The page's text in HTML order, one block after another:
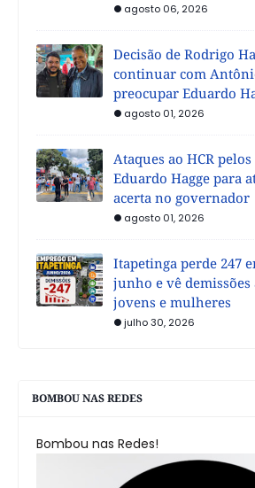
agosto 06, 2026
Decisão de Rodrigo
continuar com
preocupar Eduardo
agosto 01, 2026
Ataques ao HCR
Eduardo Hagge para
acerta no governador
agosto 01, 2026
Itapetinga perde 247
junho e vê
jovens e mulheres
julho 30, 2026
BOMBOU NAS REDES
Bombou nas Redes!